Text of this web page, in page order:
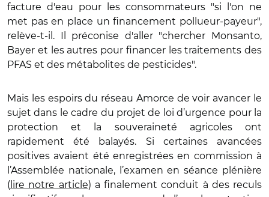
facture d'eau pour les consommateurs "si l'on ne
met pas en place un financement pollueur-payeur",
relève-t-il. Il préconise d'aller "chercher Monsanto,
Bayer et les autres pour financer les traitements des
PFAS et des métabolites de pesticides".
Mais les espoirs du réseau Amorce de voir avancer le
sujet dans le cadre du projet de loi d’urgence pour la
protection et la souveraineté agricoles ont
rapidement été balayés. Si certaines avancées
positives avaient été enregistrées en commission à
l’Assemblée nationale, l’examen en séance plénière
( lire notre article) a finalement conduit à des reculs